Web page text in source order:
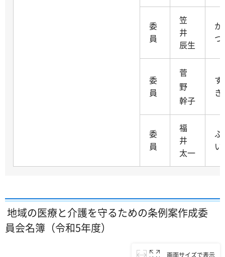
委
員
笠
井
辰生
つ
委
員
菅
野
幹子
委
員
福
井
太一
地域の医療と介護を守るための条例案作成委
員会名簿（令和5年度）
画面サイズで表示